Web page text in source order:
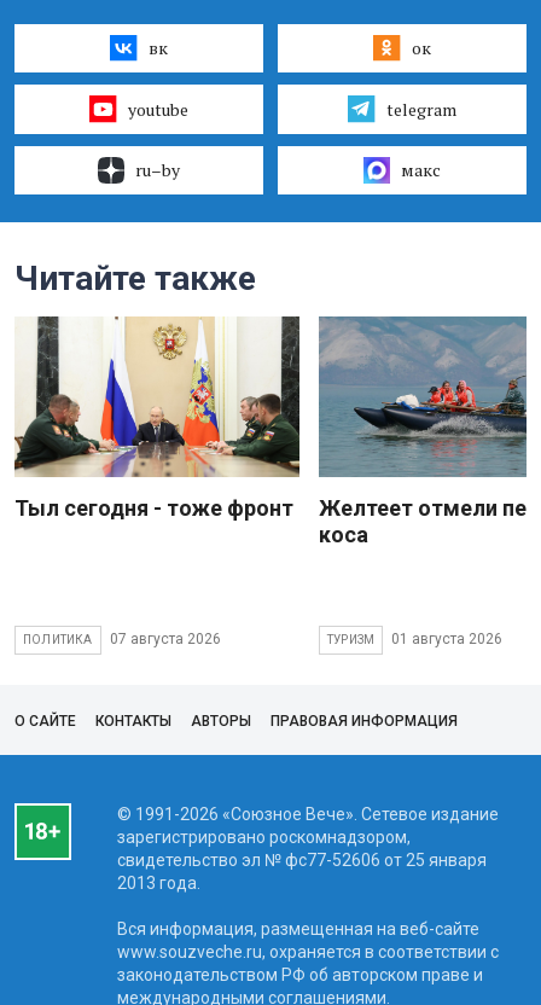
вк ок
youtube telegram
ru–by макс
Читайте также
Тыл сегодня - тоже фронт
ПОЛИТИКА 07 августа 2026
Желтеет отмели
коса
ТУРИЗМ 01 августа 2026
О САЙТЕ КОНТАКТЫ АВТОРЫ ПРАВОВАЯ ИНФОРМАЦИЯ
© 1991-2026 «Союзное Вече». Сетевое издание
зарегистрировано роскомнадзором,
свидетельство эл № фc77-52606 от 25 января
2013 года.
Вся информация, размещенная на веб-сайте
www.souzveche.ru, охраняется в соответствии с
законодательством РФ об авторском праве и
международными соглашениями.